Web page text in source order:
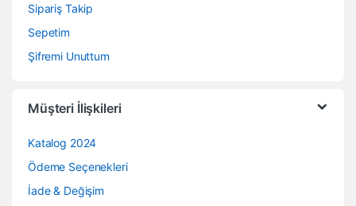
Sipariş Takip
Sepetim
Şifremi Unuttum
Müşteri İlişkileri
Katalog 2024
Ödeme Seçenekleri
İade & Değişim